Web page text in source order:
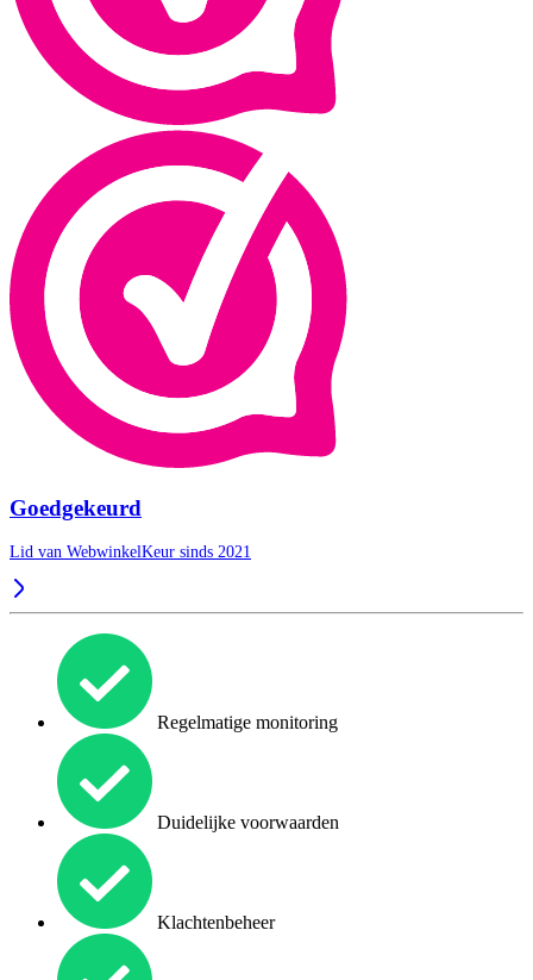
Goedgekeurd
Lid van WebwinkelKeur sinds 2021
Regelmatige monitoring
Duidelijke voorwaarden
Klachtenbeheer